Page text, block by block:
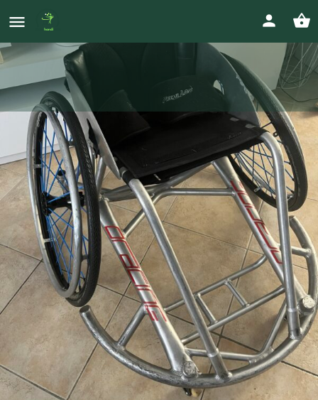
Fauteuil de sport
Prix
1 000€
Votre Annonce
Envoyer un message direct
Images